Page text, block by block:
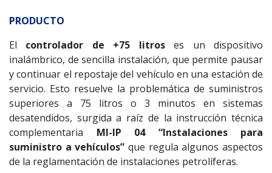
PRODUCTO
El controlador de +75 litroses un dispositivo
inalámbrico, de sencilla instalación, que permite pausar
y continuar el repostaje del vehículo en una estación de
servicio. Esto resuelve la problemática de suministros
superiores a 75 litros o 3 minutos en sistemas
desatendidos, surgida a raíz de la instrucción técnica
complementaria MI-IP 04 “Instalaciones para
suministro a vehículos” que regula algunos aspectos
de la reglamentación de instalaciones petrolíferas.